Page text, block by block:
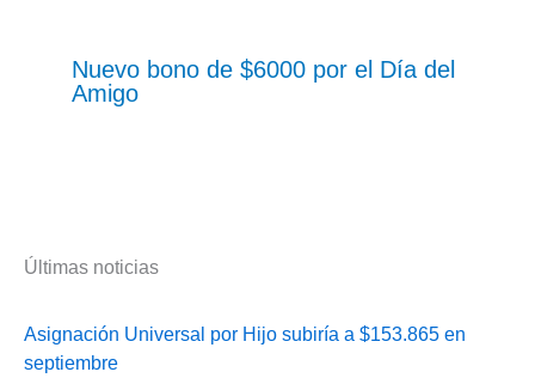
Nuevo bono de $6000 por el Día del
Amigo
Últimas noticias
Asignación Universal por Hijo subiría a $153.865 en
septiembre